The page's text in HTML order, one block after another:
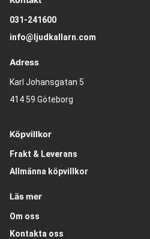
031-241600
info@ljudkallarn.com
Adress
Karl Johansgatan 5
414 59 Göteborg
Köpvillkor
Frakt & Leverans
Allmänna köpvillkor
Läs mer
Om oss
Kontakta oss